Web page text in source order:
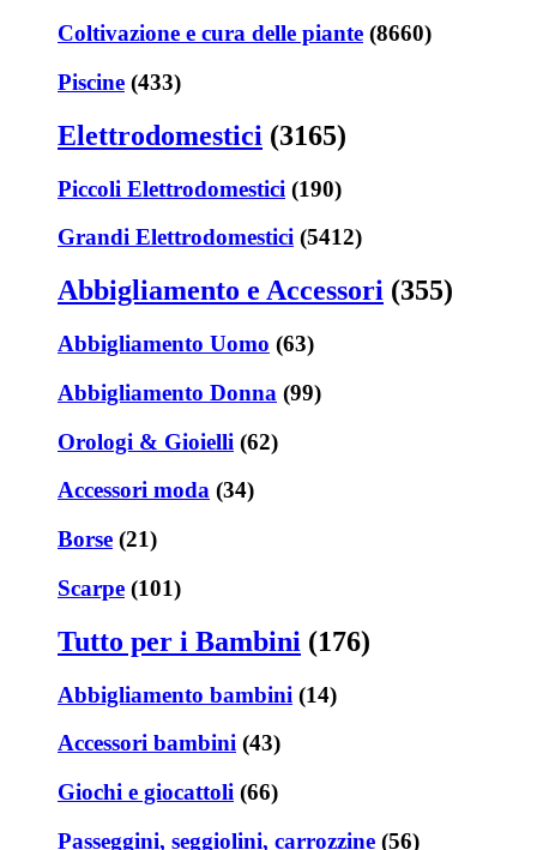
Coltivazione e cura delle piante (8660)
Piscine (433)
Elettrodomestici (3165)
Piccoli Elettrodomestici (190)
Grandi Elettrodomestici (5412)
Abbigliamento e Accessori (355)
Abbigliamento Uomo (63)
Abbigliamento Donna (99)
Orologi & Gioielli (62)
Accessori moda (34)
Borse (21)
Scarpe (101)
Tutto per i Bambini (176)
Abbigliamento bambini (14)
Accessori bambini (43)
Giochi e giocattoli (66)
Passeggini, seggiolini, carrozzine (56)